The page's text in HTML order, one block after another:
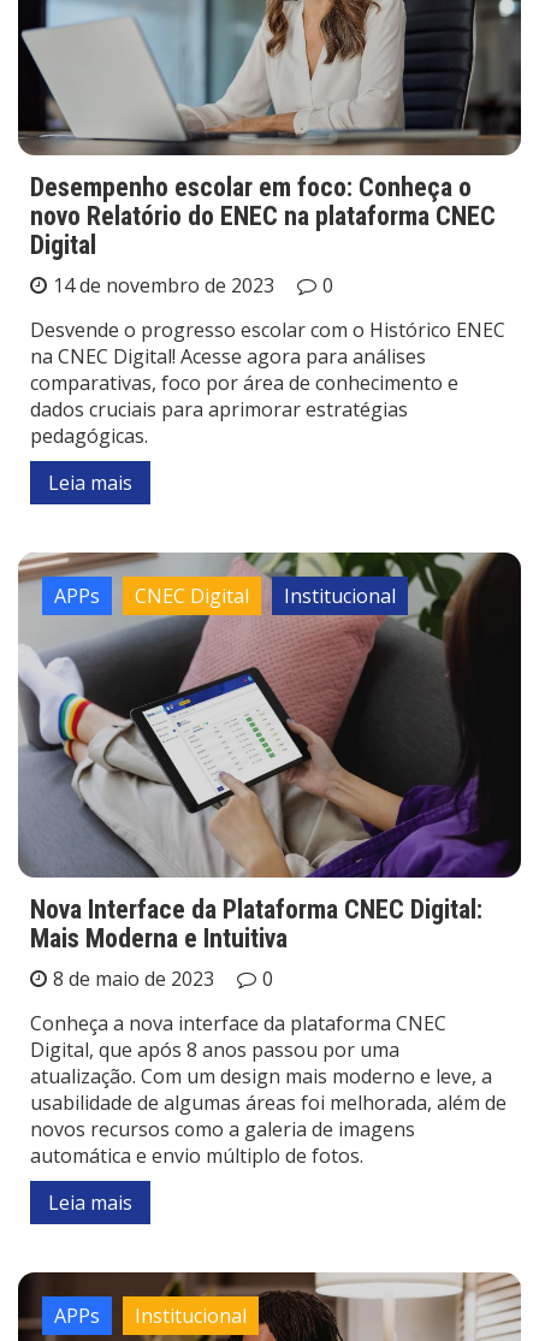
Desempenho escolar em foco: Conheça o
novo Relatório do ENEC na plataforma CNEC
Digital
14 de novembro de 2023
0
Desvende o progresso escolar com o Histórico ENEC
na CNEC Digital! Acesse agora para análises
comparativas, foco por área de conhecimento e
dados cruciais para aprimorar estratégias
pedagógicas.
Leia mais
APPs CNEC Digital Institucional
Nova Interface da Plataforma CNEC Digital:
Mais Moderna e Intuitiva
8 de maio de 2023
0
Conheça a nova interface da plataforma CNEC
Digital, que após 8 anos passou por uma
atualização. Com um design mais moderno e leve, a
usabilidade de algumas áreas foi melhorada, além de
novos recursos como a galeria de imagens
automática e envio múltiplo de fotos.
Leia mais
APPs Institucional